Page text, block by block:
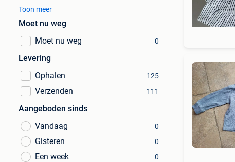
Toon meer
Moet nu weg
Moet nu weg
0
Levering
Ophalen
125
Verzenden 111
Aangeboden sinds
Vandaag
0
Gisteren 0
Een week 0